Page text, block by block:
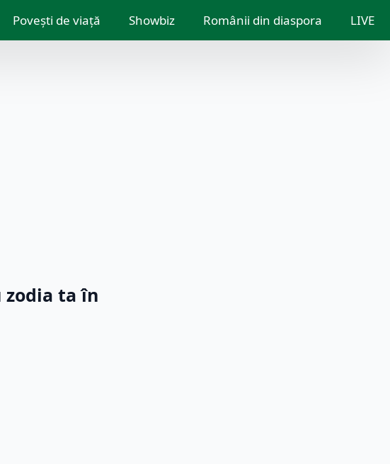
Povești de viață Showbiz Românii din diaspora LIVE
zodia ta în